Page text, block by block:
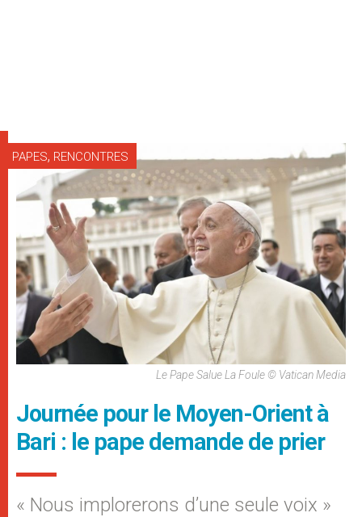
PAPES, RENCONTRES
Le Pape Salue La Foule © Vatican Media
Journée pour le Moyen-Orient à
Bari : le pape demande de prier
« Nous implorerons d’une seule voix »